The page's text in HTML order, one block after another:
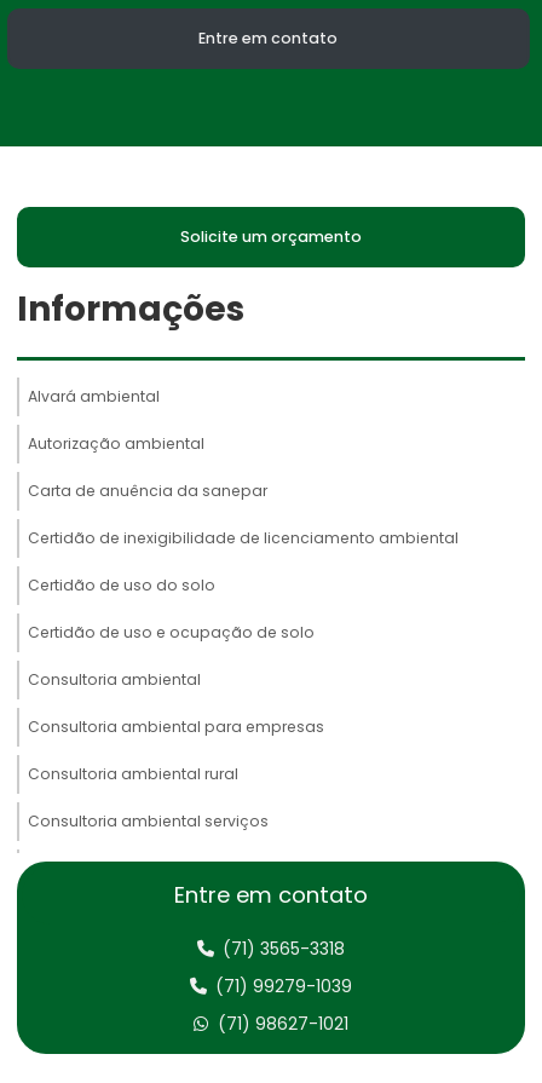
Entre em contato
Solicite um orçamento
Informações
Alvará ambiental
Autorização ambiental
Carta de anuência da sanepar
Certidão de inexigibilidade de licenciamento ambiental
Certidão de uso do solo
Certidão de uso e ocupação de solo
Consultoria ambiental
Consultoria ambiental para empresas
Consultoria ambiental rural
Consultoria ambiental serviços
Consultoria área ambiental
Consultoria em gestão ambiental
Consultoria inventário florestal
Consultoria jurídica ambiental
Entre em contato
(71) 3565-3318
(71) 99279-1039
(71) 98627-1021